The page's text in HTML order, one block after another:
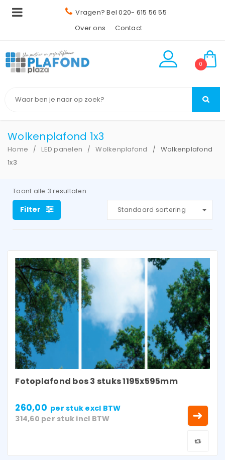
Vragen? Bel 020- 615 56 55
Over ons
Contact
0
Wolkenplafond 1x3
Home / LED panelen / Wolkenplafond /
Wolkenplafond
1x3
Toont alle 3 resultaten
Filter Standaard sortering
Fotoplafond bos 3 stuks 1195x595mm
260,00 per stuk excl BTW
314,60 per stuk incl BTW